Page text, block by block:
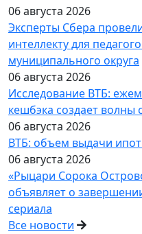
06 августа 2026
Эксперты Сбера
интеллекту для
муниципального округа
06 августа 2026
Исследование ВТБ:
кешбэка создает волны
06 августа 2026
ВТБ: объем выдачи
06 августа 2026
«Рыцари Сорока
объявляет о
сериала
Все новости